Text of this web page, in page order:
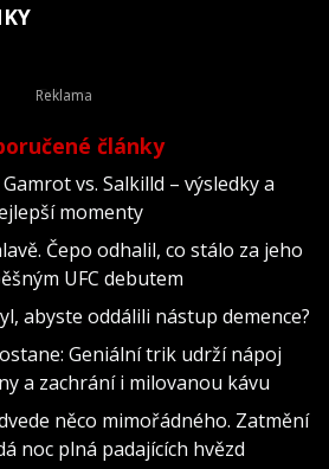
články
vs. Salkilld – výsledky a
momenty
Čepo odhalil, co stálo za jeho
UFC debutem
abyste oddálili nástup demence?
Geniální trik udrží nápoj
a zachrání i milovanou kávu
něco mimořádného. Zatmění
noc plná padajících hvězd